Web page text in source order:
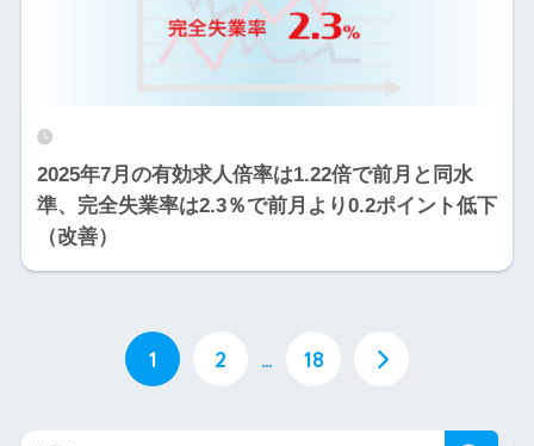
2025年7月の有効求人倍率は1.22倍で前月と同水
準、完全失業率は2.3％で前月より0.2ポイント低下
（改善）
1 2 … 18